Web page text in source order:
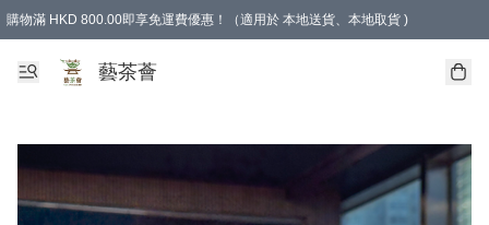
購物滿 HKD 800.00即享免運費優惠！（適用於 本地送貨、本地取貨 )
藝茶薈